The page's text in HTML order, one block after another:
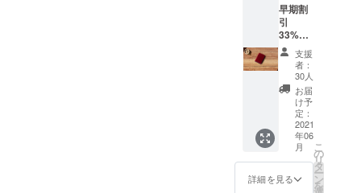
早期割
引
33%OF
F 希望
小売価
¥15,000
→¥10,0
00 カ
ラー：
ワイン
(WIN)
<<限定
30個>>
■2021
支援
者：
30人
お届
け予
定：
2021
年06
月
詳細を見る
こ
の
リ
タ
ー
ン
を